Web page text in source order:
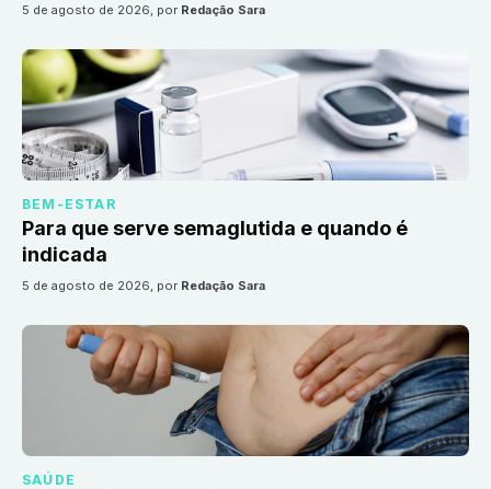
5 de agosto de 2026, por Redação Sara
BEM-ESTAR
Para que serve semaglutida e quando é
indicada
5 de agosto de 2026, por Redação Sara
SAÚDE